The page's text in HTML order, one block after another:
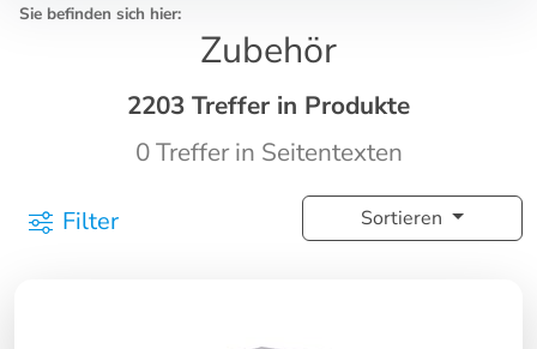
Sie befinden sich hier:
Zubehör
2203 Treffer in Produkte
0 Treffer in Seitentexten
Filter Sortieren